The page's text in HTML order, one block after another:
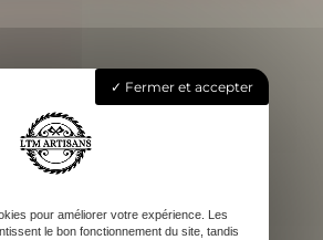
Fermer et accepter
pour améliorer votre expérience. Les
le bon fonctionnement du site, tandis